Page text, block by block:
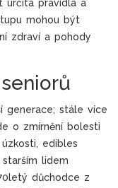
určitá pravidla a
mohou být
zdraví a pohody
generace; stále více
o zmírnění bolesti
edibles
lidem
důchodce z